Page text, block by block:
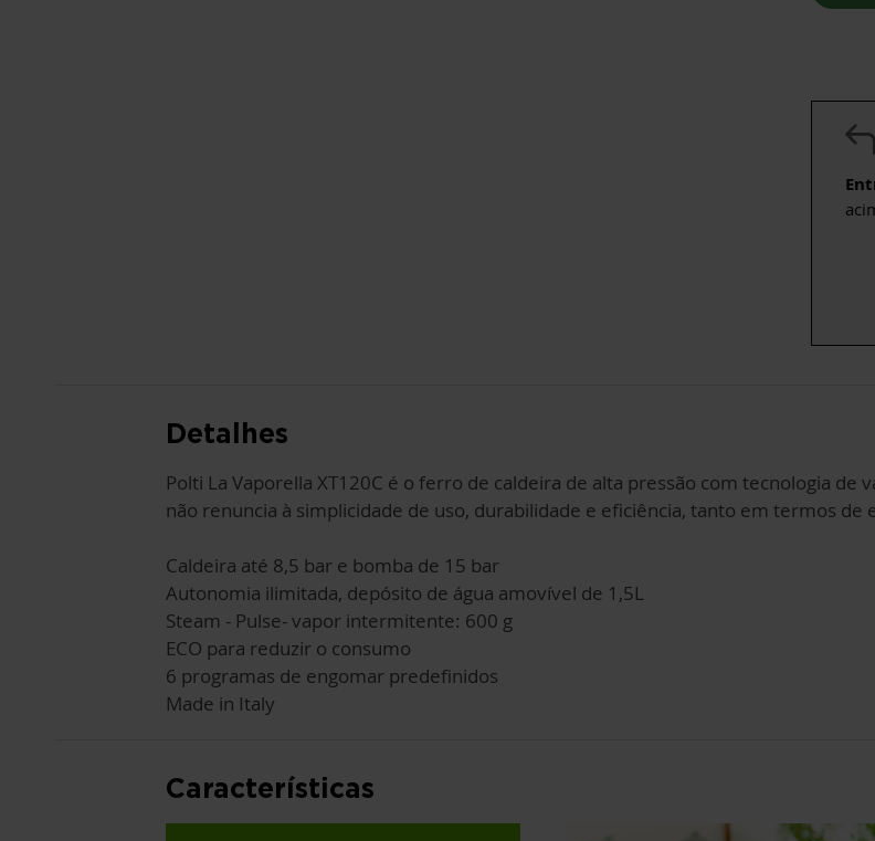
Detalhes
Polti La Vaporella XT120C é o ferro de caldeira de alta pressão com tecnologia
não renuncia à simplicidade de uso, durabilidade e eficiência, tanto em termos de
Caldeira até 8,5 bar e bomba de 15 bar
Autonomia ilimitada, depósito de água amovível de 1,5L
Steam - Pulse- vapor intermitente: 600 g
ECO para reduzir o consumo
6 programas de engomar predefinidos
Made in Italy
Características